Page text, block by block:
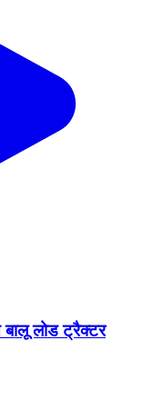
लोड ट्रैक्टर